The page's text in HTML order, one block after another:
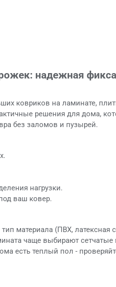
надежная
ковриков на ламинате,
решения для дома,
без заломов и пузырей.
нагрузки.
ваш ковер.
материала (ПВХ, латексная
чаще выбирают сетчатые
есть теплый пол -